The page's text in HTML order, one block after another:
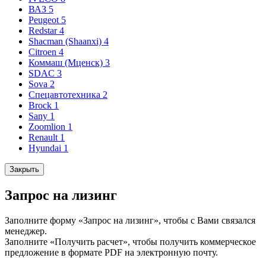
ВАЗ 5
Peugeot 5
Redstar 4
Shacman (Shaanxi) 4
Citroen 4
Коммаш (Мценск) 3
SDAC 3
Sova 2
Спецавтотехника 2
Brock 1
Sany 1
Zoomlion 1
Renault 1
Hyundai 1
Закрыть
Запрос на лизинг
Заполните форму «Запрос на лизинг», чтобы с Вами связался
менеджер.
Заполните «Получить расчет», чтобы получить коммерческое
предложение в формате PDF на электронную почту.